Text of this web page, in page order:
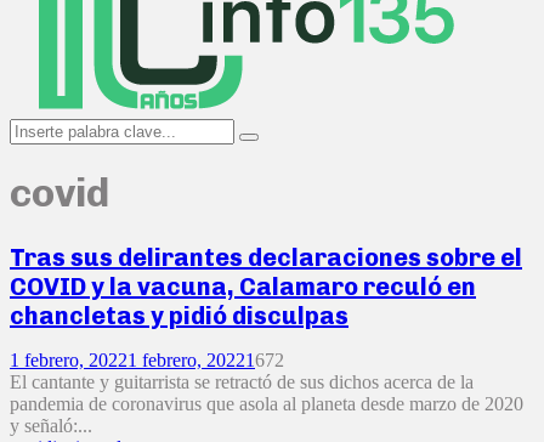
Search
for:
Search
covid
Tras sus delirantes declaraciones sobre el
COVID y la vacuna, Calamaro reculó en
chancletas y pidió disculpas
1 febrero, 20221 febrero, 20221672
El cantante y guitarrista se retractó de sus dichos acerca de la
pandemia de coronavirus que asola al planeta desde marzo de 2020
y señaló:...